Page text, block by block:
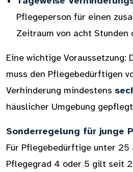
Pflegeperson für einen
Zeitraum von acht Stunden
Eine wichtige Voraussetzung:
muss den Pflegebedürftigen
Verhinderung mindestens
häuslicher Umgebung
Sonderregelung für junge
Für Pflegebedürftige unter 25
Pflegegrad 4 oder 5 gilt seit